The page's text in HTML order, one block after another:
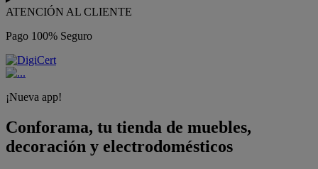
ATENCIÓN AL CLIENTE
Pago 100% Seguro
¡Nueva app!
Conforama, tu tienda de muebles,
decoración y electrodomésticos